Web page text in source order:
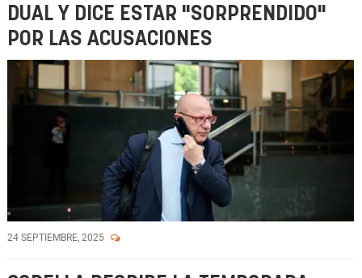
DUAL Y DICE ESTAR "SORPRENDIDO"
POR LAS ACUSACIONES
24 SEPTIEMBRE, 2025